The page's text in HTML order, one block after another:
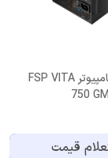
منبع تغذیه کامپیوتر FSP VITA
750
قیمت